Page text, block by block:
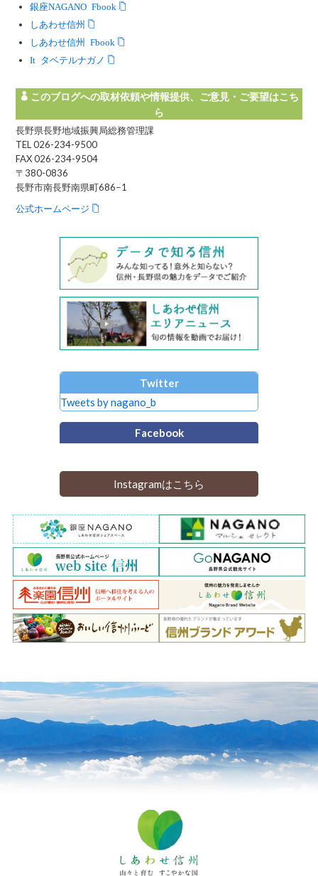
銀座NAGANO Facebook
しあわせ信州
しあわせ信州 Facebook
Instagram タベテルナガノ
このブログへの取材依頼や情報提供、ご意見・ご要望はこち
ら
長野県長野地域振興局総務管理課
TEL 026-234-9500
FAX 026-234-9504
〒380-0836
長野市南長野南県町686−1
公式ホームページ
Twitter
Tweets by nagano_b
Facebook
Instagramはこちら